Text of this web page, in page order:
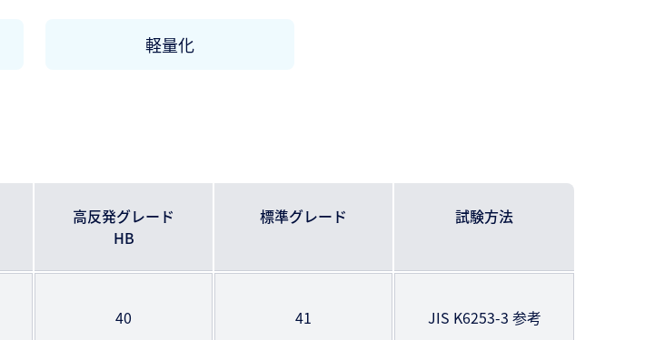
軽量化
高反発グレード
HB
標準グレード 試験方法
40 41 JIS K6253-3 参考